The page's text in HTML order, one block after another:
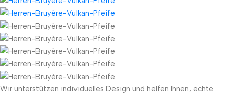
Wir unterstützen individuelles Design und helfen Ihnen, echte